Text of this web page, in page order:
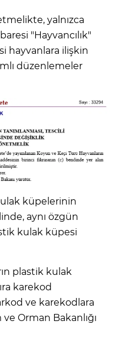
yalnızca
"Hayvancılık"
hayvanlara ilişkin
düzenlemeler
küpelerinin
aynı özgün
kulak küpesi
plastik kulak
karekod
ve karekodlara
Orman Bakanlığı